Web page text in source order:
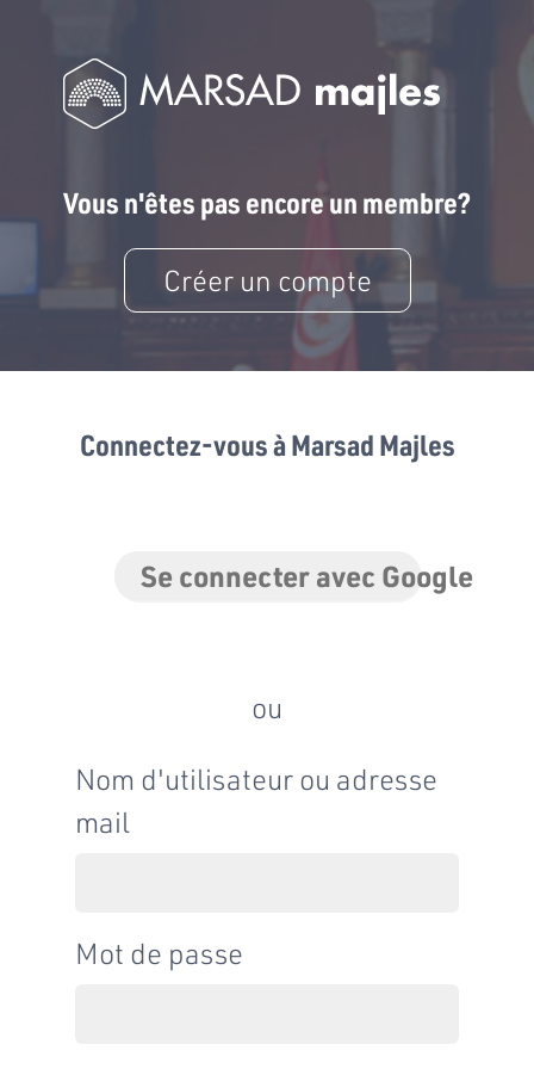
Vous n'êtes pas encore un membre?
Créer un compte
Connectez-vous à Marsad Majles
Se connecter avec Google
ou
Nom d'utilisateur ou adresse
mail
Mot de passe